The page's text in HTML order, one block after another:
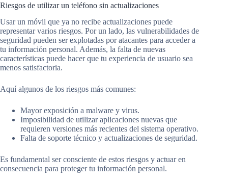
Riesgos de utilizar un teléfono sin actualizaciones
Usar un móvil que ya no recibe actualizaciones puede
representar varios riesgos. Por un lado, las vulnerabilidades de
seguridad pueden ser explotadas por atacantes para acceder a
tu información personal. Además, la falta de nuevas
características puede hacer que tu experiencia de usuario sea
menos satisfactoria.
Aquí algunos de los riesgos más comunes:
Mayor exposición a malware y virus.
Imposibilidad de utilizar aplicaciones nuevas que
requieren versiones más recientes del sistema operativo.
Falta de soporte técnico y actualizaciones de seguridad.
Es fundamental ser consciente de estos riesgos y actuar en
consecuencia para proteger tu información personal.